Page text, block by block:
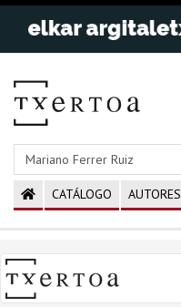
CATÁLOGO AUTORES